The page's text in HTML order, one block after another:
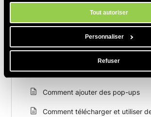
Tout autoriser
Personnaliser
Refuser
Articles Connexes
Le mode « Power » dans l’agent
Comment activer le bouton de
dans votre boutique en ligne
Comment ajouter des pop-ups
Comment télécharger et utiliser